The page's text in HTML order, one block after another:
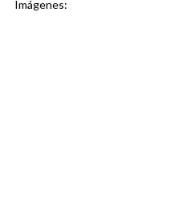
Imágenes: